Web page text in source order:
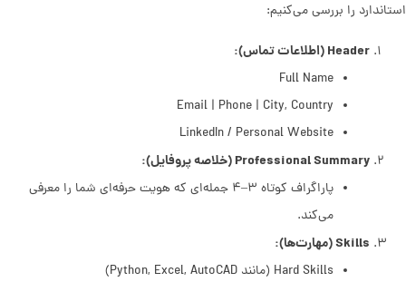
استاندارد را بررسی می‌کنیم:
Header (اطلاعات تماس):
Full Name
Email | Phone | City, Country
LinkedIn / Personal Website
Professional Summary (خلاصه پروفایل):
پاراگراف کوتاه ۳–۴ جمله‌ای که هویت حرفه‌ای شما را معرفی
می‌کند.
Skills (مهارت‌ها):
Hard Skills (مانند Python, Excel, AutoCAD)